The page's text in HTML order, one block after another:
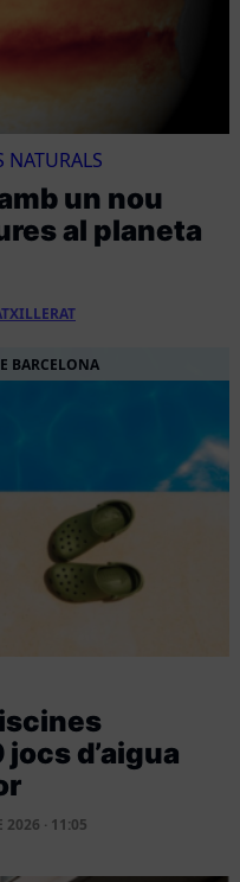
NATURALS
un nou
al planeta
BARCELONA
d’aigua
2026 · 11:05